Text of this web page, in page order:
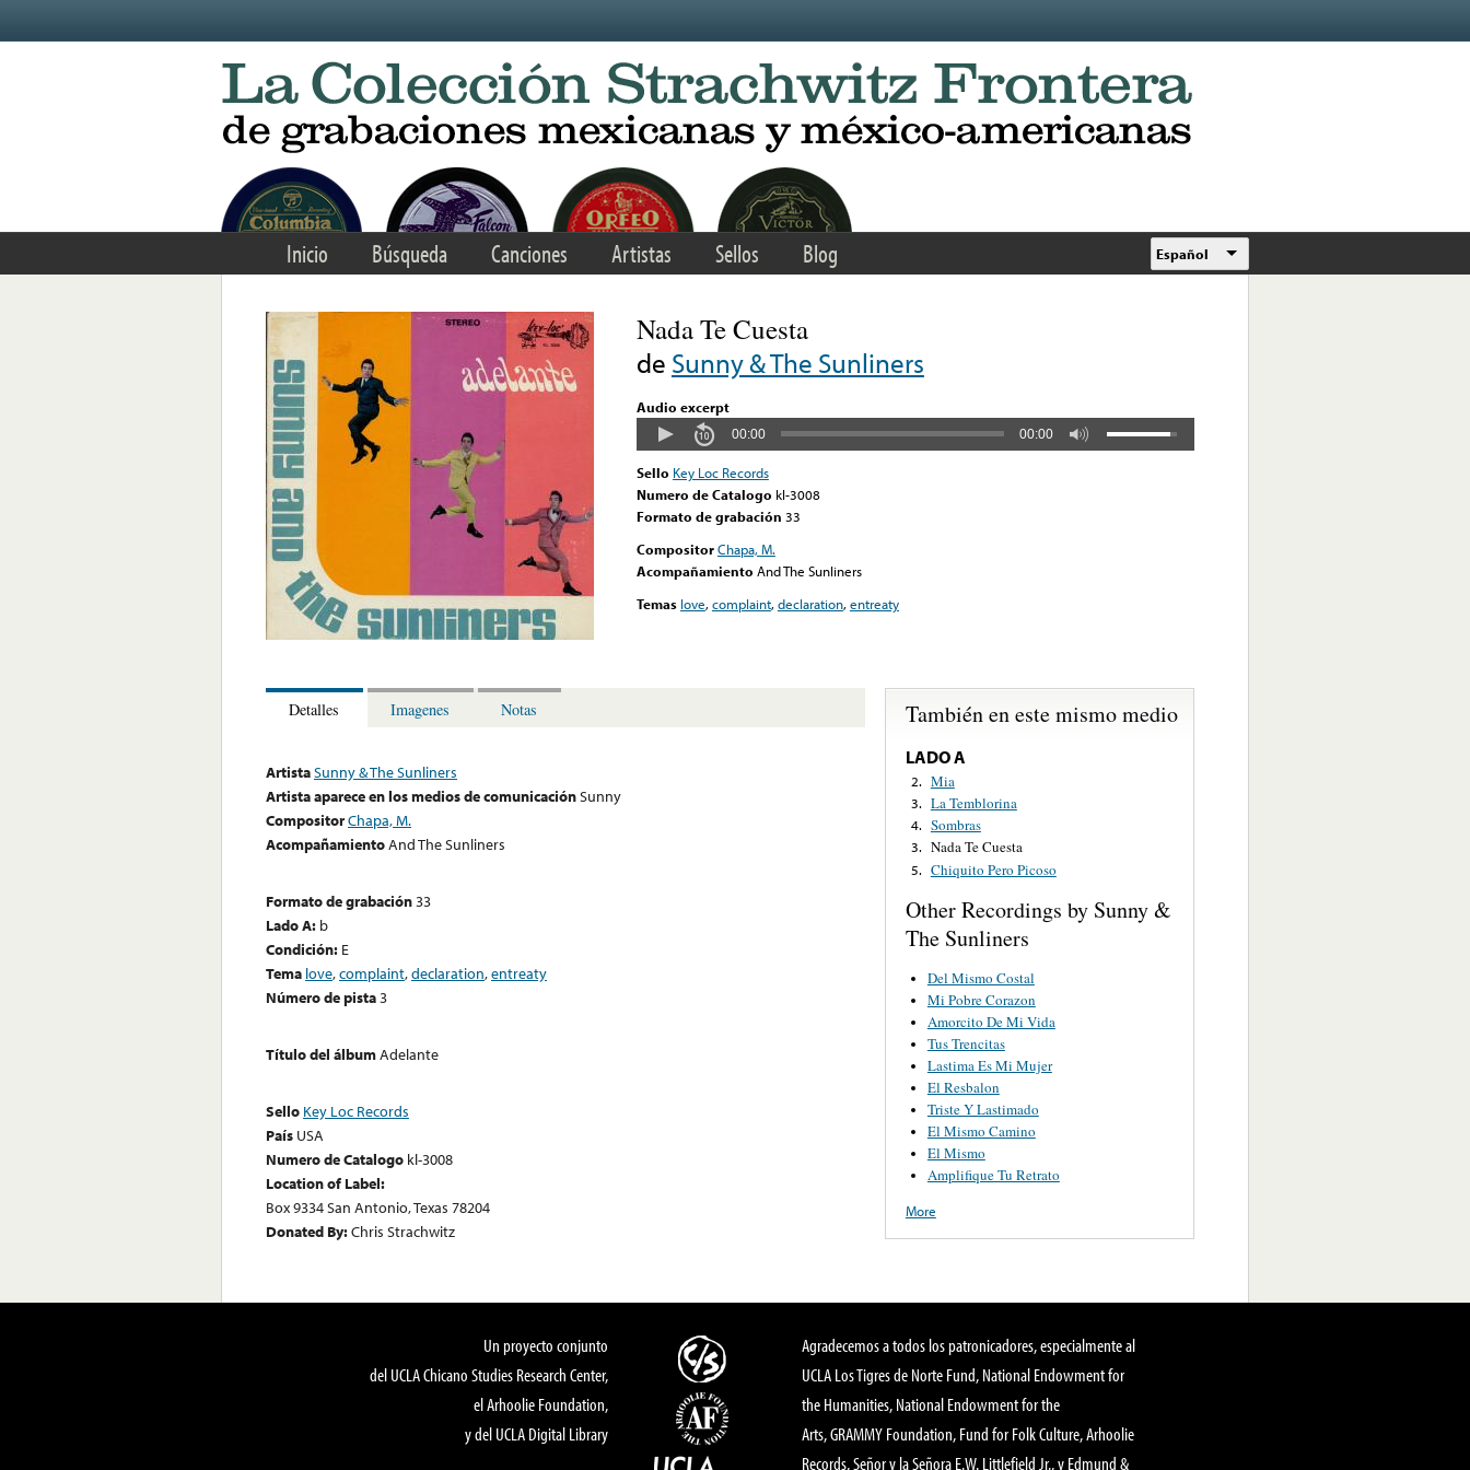
Inicio Búsqueda Canciones Artistas Sellos Blog Español
Nada Te Cuesta
de Sunny & The Sunliners
Audio excerpt
00:00 00:00
Sello Key Loc Records
Numero de Catalogo kl-3008
Formato de grabación 33
CompositorChapa, M.
Acompañamiento And The Sunliners
Temas love,complaint,declaration,entreaty
Detalles Imagenes Notas
ArtistaSunny & The Sunliners
Artista aparece en los medios de comunicaciónSunny
CompositorChapa, M.
AcompañamientoAnd The Sunliners
Formato de grabación33
Lado A: b
Condición: E
Tema love,complaint,declaration,entreaty
Número de pista3
Título del álbumAdelante
Sello Key Loc Records
País USA
Numero de Catalogo kl-3008
Location of Label:
Box 9334 San Antonio, Texas 78204
Donated By:Chris Strachwitz
También en este mismo medio
LADO A
2. Mia
3. La Temblorina
4. Sombras
3. Nada Te Cuesta
5. Chiquito Pero Picoso
Other Recordings by Sunny &
The Sunliners
Del Mismo Costal
Mi Pobre Corazon
Amorcito De Mi Vida
Tus Trencitas
Lastima Es Mi Mujer
El Resbalon
Triste Y Lastimado
El Mismo Camino
El Mismo
Amplifique Tu Retrato
More
Un proyecto conjunto
del UCLA Chicano Studies Research Center,
el Arhoolie Foundation,
y del UCLA Digital Library
Agradecemos a todos los patronicadores, especialmente al
UCLA Los Tigres de Norte Fund, National Endowment for
the Humanities, National Endowment for the
Arts, GRAMMY Foundation, Fund for Folk Culture, Arhoolie
Records, Señor y la Señora E.W. Littlefield Jr., y Edmund &